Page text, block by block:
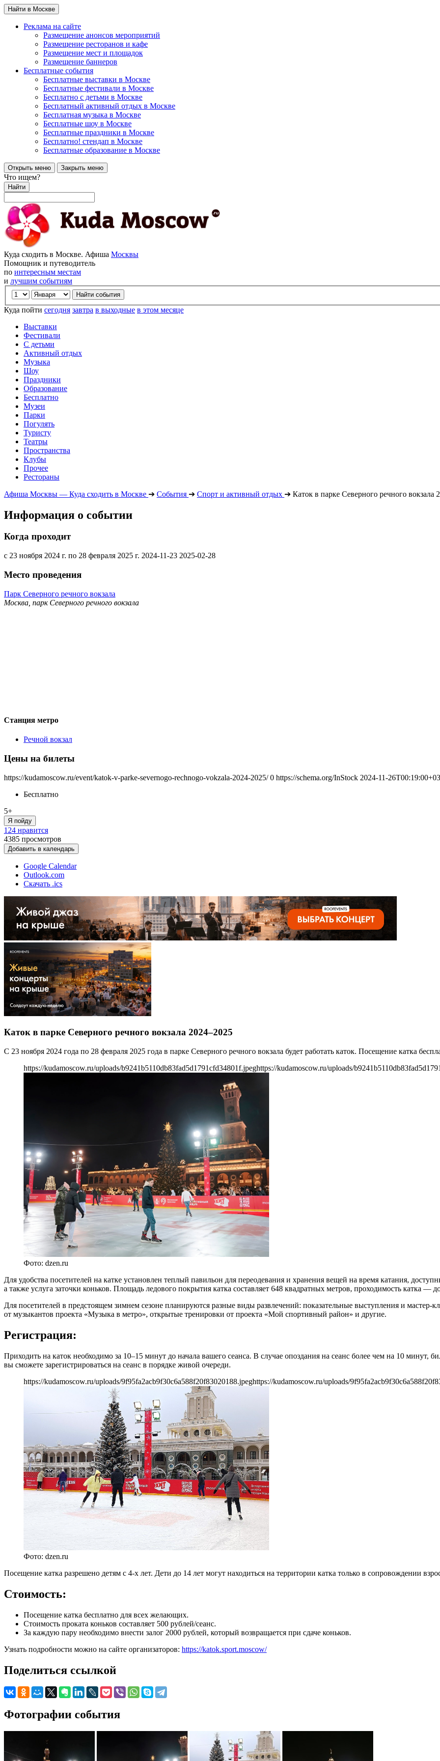
Найти в Москве
Реклама на сайте
Размещение анонсов мероприятий
Размещение ресторанов и кафе
Размещение мест и площадок
Размещение баннеров
Бесплатные события
Бесплатные выставки в Москве
Бесплатные фестивали в Москве
Бесплатно с детьми в Москве
Бесплатный активный отдых в Москве
Бесплатная музыка в Москве
Бесплатные шоу в Москве
Бесплатные праздники в Москве
Бесплатно! стендап в Москве
Бесплатные образование в Москве
Открыть меню Закрыть меню
Что ищем?
Найти
Куда сходить в Москве. Афиша Москвы
Помощник и путеводитель
по интересным местам
и лучшим событиям
Куда пойти сегодня завтра в выходные в этом месяце
Выставки
Фестивали
С детьми
Активный отдых
Музыка
Шоу
Праздники
Образование
Бесплатно
Музеи
Парки
Погулять
Туристу
Театры
Пространства
Клубы
Прочее
Рестораны
Афиша Москвы — Куда сходить в Москве ➔ События ➔ Спорт и активный отдых ➔ Каток в парке Северного речного вокзала
Информация о событии
Когда проходит
с 23 ноября 2024 г. по 28 февраля 2025 г. 2024-11-23 2025-02-28
Место проведения
Парк Северного речного вокзала
Москва, парк Северного речного вокзала
Станция метро
Речной вокзал
Цены на билеты
https://kudamoscow.ru/event/katok-v-parke-severnogo-rechnogo-vokzala-2024-2025/ 0 https://schema.org/InStock 2024-11-
Бесплатно
5+
Я пойду
124 нравится
4385 просмотров
Добавить в календарь
Google Calendar
Outlook.com
Скачать .ics
Каток в парке Северного речного вокзала 2024–2025
С 23 ноября 2024 года по 28 февраля 2025 года в парке Северного речного вокзала будет работать каток. Посещение катка
https://kudamoscow.ru/uploads/b9241b5110db83fad5d1791cfd34801f.jpeghttps://kudamoscow.ru/uploads/
Фото: dzen.ru
Для удобства посетителей на катке установлен теплый павильон для переодевания и хранения вещей на время катания,
а также услуга заточки коньков. Площадь ледового покрытия катка составляет 648 квадратных метров, проходимость катка —
Для посетителей в предстоящем зимнем сезоне планируются разные виды развлечений: показательные выступления и
от музыкантов проекта «Музыка в метро», открытые тренировки от проекта «Мой спортивный район» и другие.
Регистрация:
Приходить на каток необходимо за 10–15 минут до начала вашего сеанса. В случае опоздания на сеанс более чем на 10 минут,
вы сможете зарегистрироваться на сеанс в порядке живой очереди.
https://kudamoscow.ru/uploads/9f95fa2acb9f30c6a588f20f83020188.jpeghttps://kudamoscow.ru/uploads/
Фото: dzen.ru
Посещение катка разрешено детям с 4-х лет. Дети до 14 лет могут находиться на территории катка только в сопровождении
Стоимость:
Посещение катка бесплатно для всех желающих.
Стоимость проката коньков составляет 500 рублей/сеанс.
За каждую пару необходимо внести залог 2000 рублей, который возвращается при сдаче коньков.
Узнать подробности можно на сайте организаторов: https://katok.sport.moscow/
Поделиться ссылкой
Фотографии события